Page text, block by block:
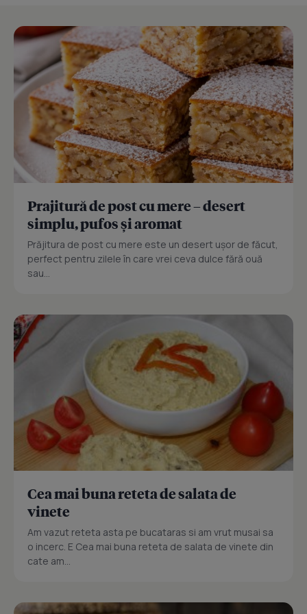
Prajitură de post cu mere – desert
simplu, pufos și aromat
Prăjitura de post cu mere este un desert ușor de făcut,
perfect pentru zilele în care vrei ceva dulce fără ouă
sau...
Cea mai buna reteta de salata de
vinete
Am vazut reteta asta pe bucataras si am vrut musai sa
o incerc. E Cea mai buna reteta de salata de vinete din
cate am...